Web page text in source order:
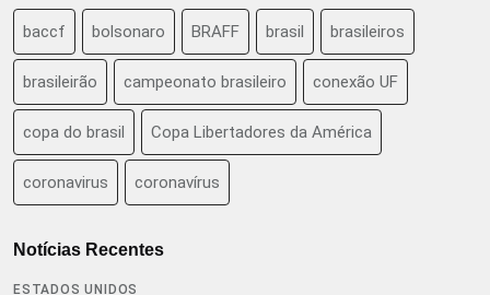
baccf bolsonaro BRAFF brasil brasileiros
brasileirão campeonato brasileiro conexão UF
copa do brasil Copa Libertadores da América
coronavirus coronavírus
Notícias Recentes
ESTADOS UNIDOS